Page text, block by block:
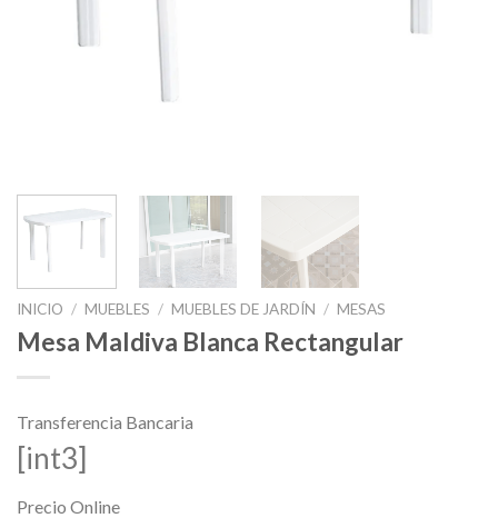
INICIO / MUEBLES / MUEBLES DE JARDÍN / MESAS
Mesa Maldiva Blanca Rectangular
Transferencia Bancaria
[int3]
Precio Online